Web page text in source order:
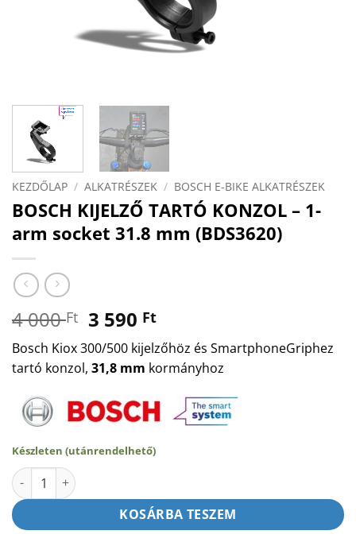
KEZDŐLAP / ALKATRÉSZEK / BOSCH E-BIKE ALKATRÉSZEK
BOSCH KIJELZŐ TARTÓ KONZOL – 1-
arm socket 31.8 mm (BDS3620)
4 000Ft Original
price
was:
4
000 Ft.
3 590 FtCurrent
price
is:
3
590 Ft.
Bosch Kiox 300/500 kijelzőhöz és SmartphoneGriphez
tartó konzol, 31,8 mm kormányhoz
Készleten (utánrendelhető)
BOSCH KIJELZŐ TARTÓ KONZOL - 1-arm socket 31.8 mm
KOSÁRBA TESZEM